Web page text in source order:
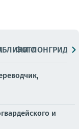
ФОТОЛОНГРИДЫ
и